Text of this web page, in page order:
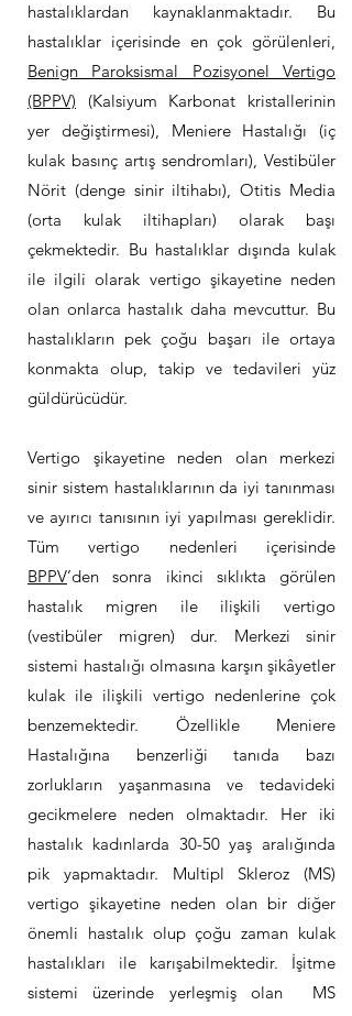
hastalıklardan kaynaklanmaktadır. Bu
hastalıklar içerisinde en çok görülenleri,
Benign Paroksismal Pozisyonel Vertigo
(BPPV) (Kalsiyum Karbonat kristallerinin
yer değiştirmesi), Meniere Hastalığı (iç
kulak basınç artış sendromları), Vestibüler
Nörit (denge sinir iltihabı), Otitis Media
(orta kulak iltihapları) olarak başı
çekmektedir. Bu hastalıklar dışında kulak
ile ilgili olarak vertigo şikayetine neden
olan onlarca hastalık daha mevcuttur. Bu
hastalıkların pek çoğu başarı ile ortaya
konmakta olup, takip ve tedavileri yüz
güldürücüdür.
Vertigo şikayetine neden olan merkezi
sinir sistem hastalıklarının da iyi tanınması
ve ayırıcı tanısının iyi yapılması gereklidir.
Tüm vertigo nedenleri içerisinde
BPPV’den sonra ikinci sıklıkta görülen
hastalık migren ile ilişkili vertigo
(vestibüler migren) dur. Merkezi sinir
sistemi hastalığı olmasına karşın şikâyetler
kulak ile ilişkili vertigo nedenlerine çok
benzemektedir. Özellikle Meniere
Hastalığına benzerliği tanıda bazı
zorlukların yaşanmasına ve tedavideki
gecikmelere neden olmaktadır. Her iki
hastalık kadınlarda 30-50 yaş aralığında
pik yapmaktadır. Multipl Skleroz (MS)
vertigo şikayetine neden olan bir diğer
önemli hastalık olup çoğu zaman kulak
hastalıkları ile karışabilmektedir. İşitme
sistemi üzerinde yerleşmiş olan MS